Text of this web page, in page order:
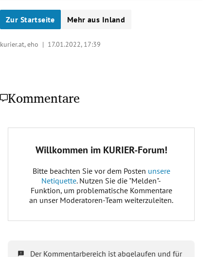
Zur Startseite Mehr aus Inland
kurier.at, eho | 17.01.2022, 17:39
Kommentare